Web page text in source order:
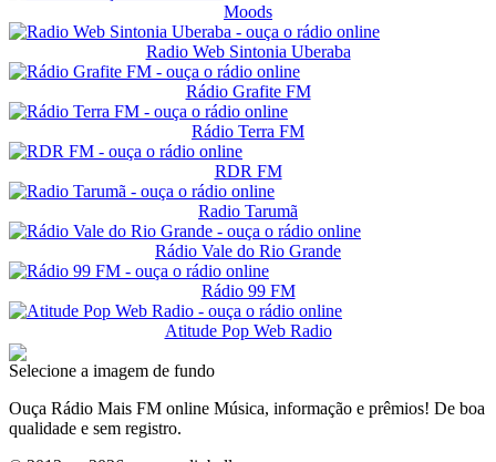
Moods
Radio Web Sintonia Uberaba
Rádio Grafite FM
Rádio Terra FM
RDR FM
Radio Tarumã
Rádio Vale do Rio Grande
Rádio 99 FM
Atitude Pop Web Radio
Selecione a imagem de fundo
Ouça Rádio Mais FM online Música, informação e prêmios! De boa
qualidade e sem registro.